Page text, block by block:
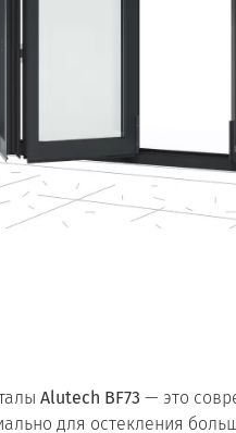
Alutech BF73 — это
для остекления